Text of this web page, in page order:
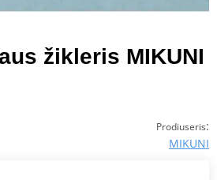
žikleris MIKUNI
Prodiuseris:
MIKUNI